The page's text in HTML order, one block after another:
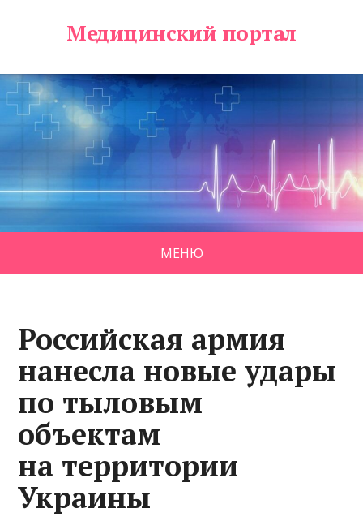
Медицинский портал
МЕНЮ
Российская армия
нанесла новые удары
по тыловым
объектам
на территории
Украины